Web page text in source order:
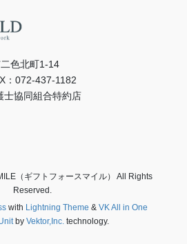
⾊北町1-14
072-437-1182
⼠協同組合特約店
（ギフトフォースマイル） All Rights
Reserved.
with Lightning Theme & VK All in One
by Vektor,Inc. technology.